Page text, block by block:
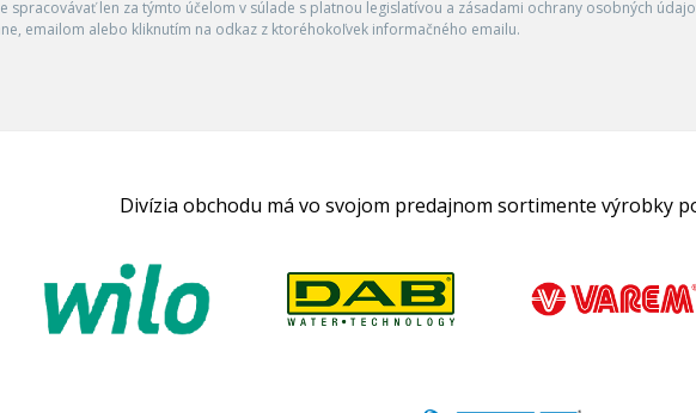
spracovávať len za týmto účelom v súlade s platnou legislatívou a zásadami ochrany osobných
emailom alebo kliknutím na odkaz z ktoréhokoľvek informačného emailu.
Divízia obchodu má vo svojom predajnom sortimente výrobky